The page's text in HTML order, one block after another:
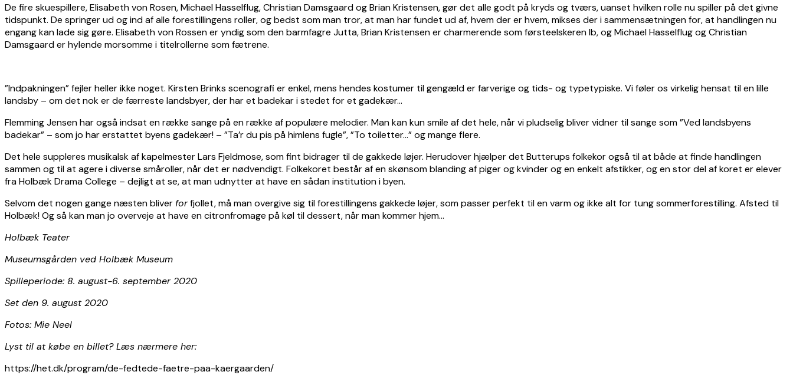
De fire skuespillere, Elisabeth von Rosen, Michael Hasselflug, Christian Damsgaard og Brian Kristensen, gør det alle godt på kryds og tværs, uanset hvilken rolle nu spiller på det givne
tidspunkt. De springer ud og ind af alle forestillingens roller, og bedst som man tror, at man har fundet ud af, hvem der er hvem, mikses der i sammensætningen for, at handlingen nu
engang kan lade sig gøre. Elisabeth von Rossen er yndig som den barmfagre Jutta, Brian Kristensen er charmerende som førsteelskeren Ib, og Michael Hasselflug og Christian
Damsgaard er hylende morsomme i titelrollerne som fætrene.
”Indpakningen” fejler heller ikke noget. Kirsten Brinks scenografi er enkel, mens hendes kostumer til gengæld er farverige og tids- og typetypiske. Vi føler os virkelig hensat til en lille
landsby – om det nok er de færreste landsbyer, der har et badekar i stedet for et gadekær…
Flemming Jensen har også indsat en række sange på en række af populære melodier. Man kan kun smile af det hele, når vi pludselig bliver vidner til sange som ”Ved landsbyens
badekar” – som jo har erstattet byens gadekær! – ”Ta’r du pis på himlens fugle”, ”To toiletter…” og mange flere.
Det hele suppleres musikalsk af kapelmester Lars Fjeldmose, som fint bidrager til de gakkede løjer. Herudover hjælper det Butterups folkekor også til at både at finde handlingen
sammen og til at agere i diverse småroller, når det er nødvendigt. Folkekoret består af en skønsom blanding af piger og kvinder og en enkelt afstikker, og en stor del af koret er elever
fra Holbæk Drama College – dejligt at se, at man udnytter at have en sådan institution i byen.
Selvom det nogen gange næsten bliver forfjollet, må man overgive sig til forestillingens gakkede løjer, som passer perfekt til en varm og ikke alt for tung sommerforestilling. Afsted til
Holbæk! Og så kan man jo overveje at have en citronfromage på køl til dessert, når man kommer hjem…
Holbæk Teater
Museumsgården ved Holbæk Museum
Spilleperiode: 8. august-6. september 2020
Set den 9. august 2020
Fotos: Mie Neel
Lyst til at købe en billet? Læs nærmere her:
https://het.dk/program/de-fedtede-faetre-paa-kaergaarden/